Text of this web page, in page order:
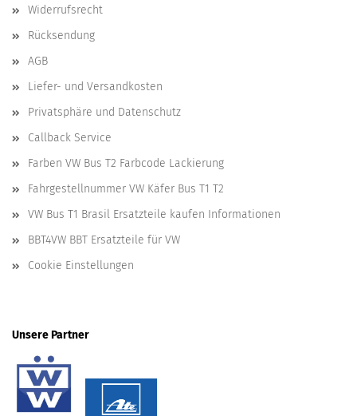
Widerrufsrecht
Rücksendung
AGB
Liefer- und Versandkosten
Privatsphäre und Datenschutz
Callback Service
Farben VW Bus T2 Farbcode Lackierung
Fahrgestellnummer VW Käfer Bus T1 T2
VW Bus T1 Brasil Ersatzteile kaufen Informationen
BBT4VW BBT Ersatzteile für VW
Cookie Einstellungen
Unsere Partner